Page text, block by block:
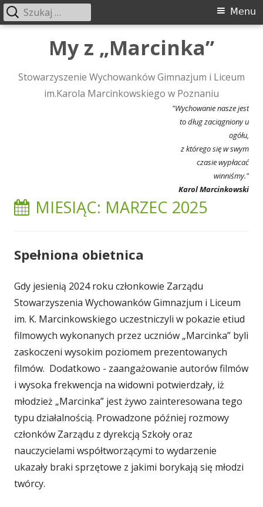
My z „Marcinka”
Stowarzyszenie Wychowanków Gimnazjum i Liceum
im.Karola Marcinkowskiego w Poznaniu
"Wychowanie nasze jest
to dług zaciągniony u
ogółu,
z którego się w swym
czasie wypłacać
winniśmy."
Karol Marcinkowski
Menu
główne
Menu
Szukaj:
MIESIĄC: MARZEC 2025
Spełniona obietnica
Gdy jesienią 2024 roku członkowie Zarządu
Stowarzyszenia Wychowanków Gimnazjum i Liceum
im. K. Marcinkowskiego uczestniczyli w pokazie etiud
filmowych wykonanych przez uczniów „Marcinka” byli
zaskoczeni wysokim poziomem prezentowanych
filmów. Dodatkowo - zaangażowanie autorów filmów
i wysoka frekwencja na widowni potwierdzały, iż
młodzież „Marcinka” jest żywo zainteresowana tego
typu działalnością. Prowadzone później rozmowy
członków Zarządu z dyrekcją Szkoły oraz
nauczycielami współtworzącymi to wydarzenie
ukazały braki sprzętowe z jakimi borykają się młodzi
twórcy.